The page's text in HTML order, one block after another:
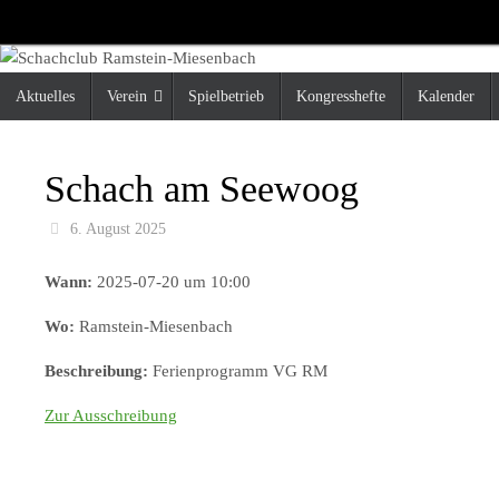
Inhalt
springen
Inhalt
Aktuelles Verein Spielbetrieb Kongresshefte Kalender
Schach am Seewoog
6. August 2025
Wann: 2025-07-20 um 10:00
Wo: Ramstein-Miesenbach
Beschreibung: Ferienprogramm VG RM
Zur Ausschreibung